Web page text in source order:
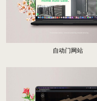
自动门网站